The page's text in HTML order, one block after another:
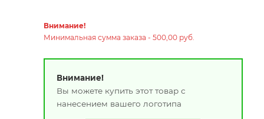
Внимание!
Минимальная сумма заказа - 500,00 руб.
Внимание!
Вы можете купить этот товар с
нанесением вашего логотипа